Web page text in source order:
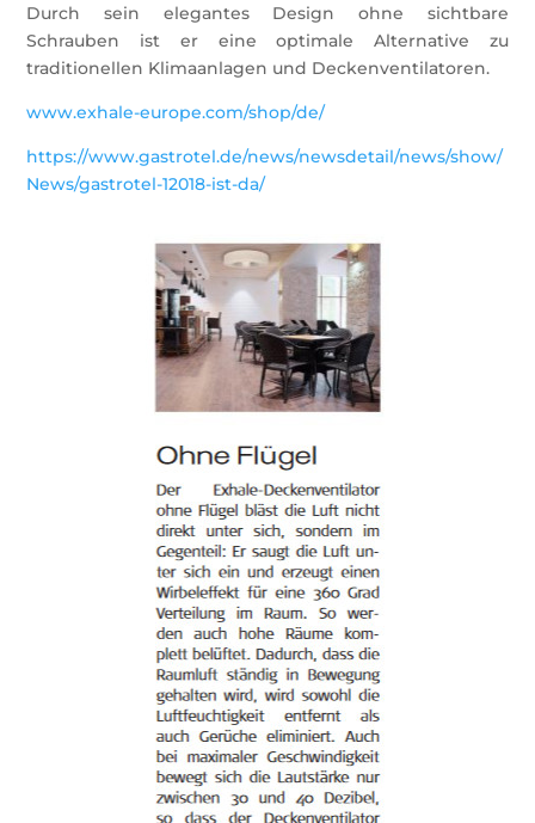
Durch sein elegantes Design ohne sichtbare
Schrauben ist er eine optimale Alternative zu
traditionellen Klimaanlagen und Deckenventilatoren.
www.exhale-europe.com/shop/de/
https://www.gastrotel.de/news/newsdetail/news/show/
News/gastrotel-12018-ist-da/